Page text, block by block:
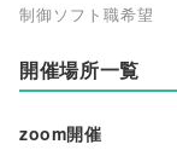
制御ソフト職希望
開催場所一覧
zoom開催